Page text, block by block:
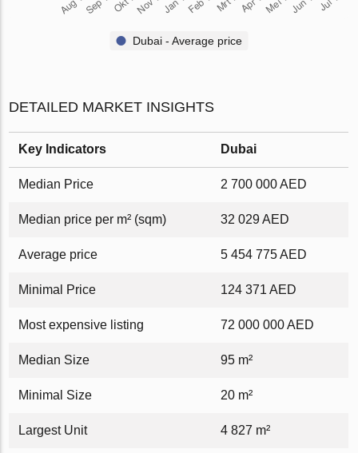
Dubai - Average price
DETAILED MARKET INSIGHTS
Key Indicators Dubai
Median Price 2 700 000 AED
Median price per m² (sqm) 32 029 AED
Average price 5 454 775 AED
Minimal Price 124 371 AED
Most expensive listing 72 000 000 AED
Median Size 95 m²
Minimal Size 20 m²
Largest Unit 4 827 m²